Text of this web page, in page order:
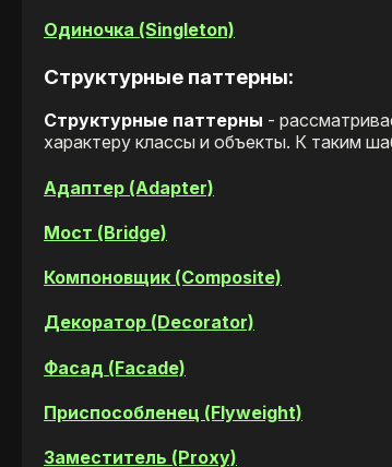
Одиночка (Singleton)
Структурные паттерны:
Структурные паттерны -
характеру классы и объекты. К таким
Адаптер (Adapter)
Мост (Bridge)
Компоновщик (Composite)
Декоратор (Decorator)
Фасад (Facade)
Приспособленец (Flyweight)
Заместитель (Proxy)